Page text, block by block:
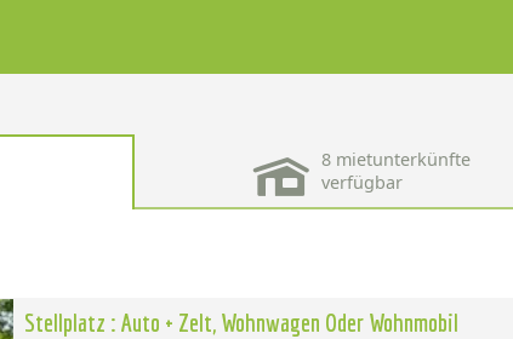
8 mietunterkünfte
verfügbar
Stellplatz : Auto + Zelt, Wohnwagen Oder Wohnmobil